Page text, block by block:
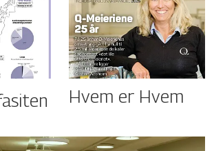
Hvem er Hvem